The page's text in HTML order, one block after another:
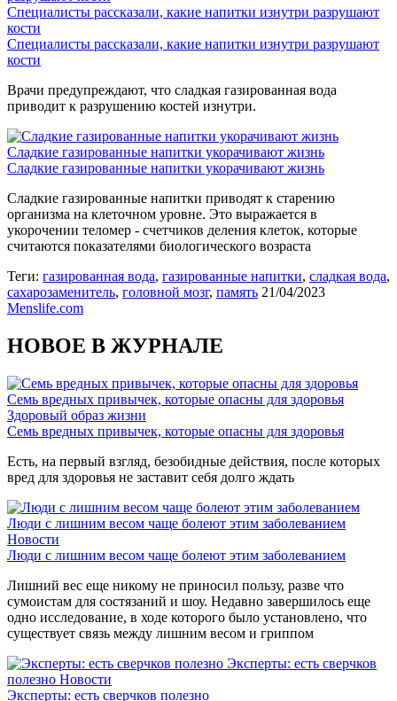
Специалисты рассказали, какие напитки изнутри разрушают
кости
Специалисты рассказали, какие напитки изнутри разрушают
кости
Врачи предупреждают, что сладкая газированная вода
приводит к разрушению костей изнутри.
Сладкие газированные напитки укорачивают жизнь
Сладкие газированные напитки укорачивают жизнь
Сладкие газированные напитки приводят к старению
организма на клеточном уровне. Это выражается в
укорочении теломер - счетчиков деления клеток, которые
считаются показателями биологического возраста
Теги: газированная вода, газированные напитки, сладкая вода,
сахарозаменитель, головной мозг, память 21/04/2023
Menslife.com
НОВОЕ В ЖУРНАЛЕ
Семь вредных привычек, которые опасны для здоровья
Здоровый образ жизни
Семь вредных привычек, которые опасны для здоровья
Есть, на первый взгляд, безобидные действия, после которых
вред для здоровья не заставит себя долго ждать
Люди с лишним весом чаще болеют этим заболеванием
Новости
Люди с лишним весом чаще болеют этим заболеванием
Лишний вес еще никому не приносил пользу, разве что
сумоистам для состязаний и шоу. Недавно завершилось еще
одно исследование, в ходе которого было установлено, что
существует связь между лишним весом и гриппом
Эксперты: есть сверчков
полезно Новости
Эксперты: есть сверчков полезно